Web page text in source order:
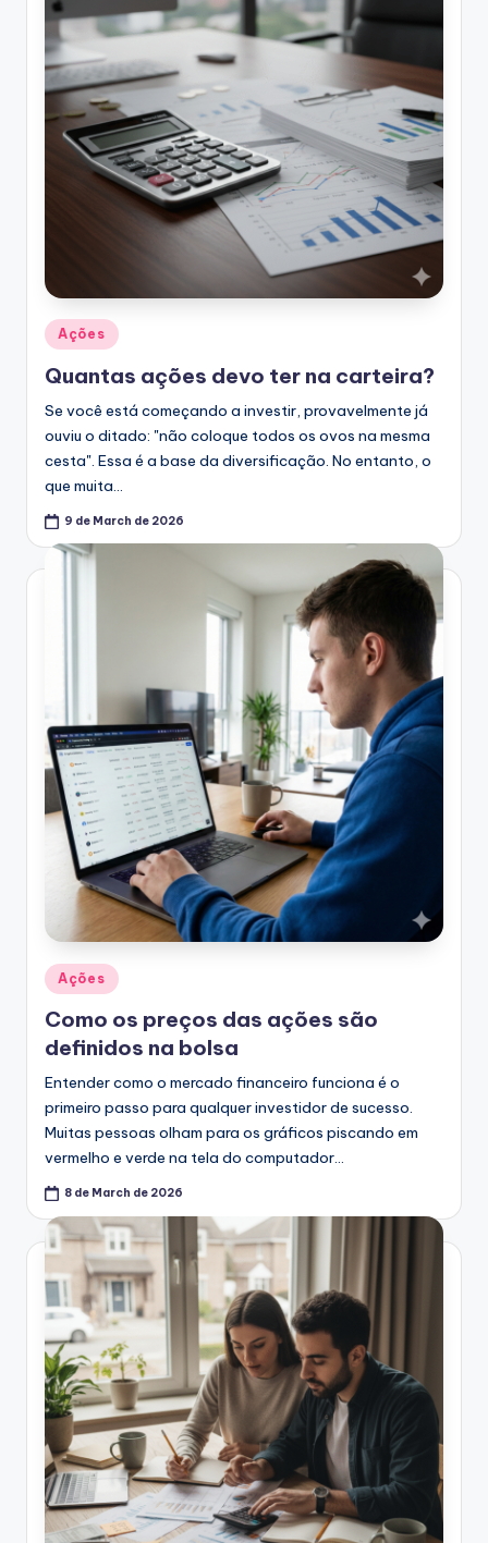
Posted
Ações
Quantas ações devo ter na carteira?
Se você está começando a investir, provavelmente já
ouviu o ditado: "não coloque todos os ovos na mesma
cesta". Essa é a base da diversificação. No entanto, o
que muita…
9 de March de 2026
Posted
in
Ações
Como os preços das ações são
definidos na bolsa
Entender como o mercado financeiro funciona é o
primeiro passo para qualquer investidor de sucesso.
Muitas pessoas olham para os gráficos piscando em
vermelho e verde na tela do computador…
8 de March de 2026